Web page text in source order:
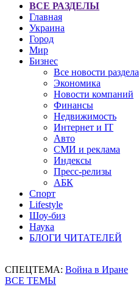
ВСЕ РАЗДЕЛЫ
Главная
Украина
Город
Мир
Бизнес
Все новости раздела
Экономика
Новости компаний
Финансы
Недвижимость
Интернет и IT
Авто
СМИ и реклама
Индексы
Пресс-релизы
АБК
Спорт
Lifestyle
Шоу-биз
Наука
БЛОГИ ЧИТАТЕЛЕЙ
СПЕЦТЕМА: Война в Иране
ВСЕ ТЕМЫ